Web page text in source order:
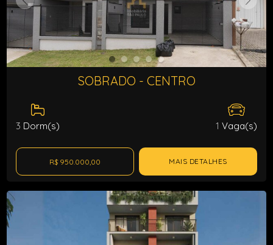
SOBRADO - CENTRO
3 Dorm(s) 1 Vaga(s)
R$ 950.000,00 MAIS DETALHES